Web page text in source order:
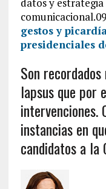
datos y estrategia
gestos y
presidenciales
Son
lapsus que por
intervenciones.
instancias en
candidatos a la